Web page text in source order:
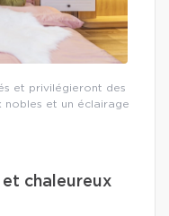
et privilégieront des
nobles et un éclairage
et chaleureux